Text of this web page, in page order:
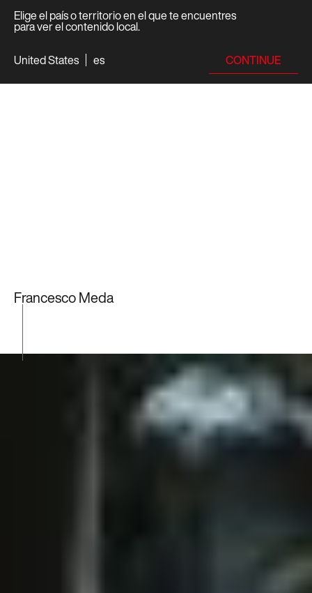
Elige el país o territorio en el que te encuentres
para ver el contenido local.
United States
es CONTINUE
Francesco Meda